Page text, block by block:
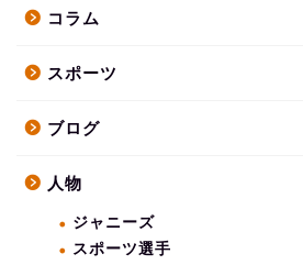
コラム
スポーツ
ブログ
人物
ジャニーズ
スポーツ選手